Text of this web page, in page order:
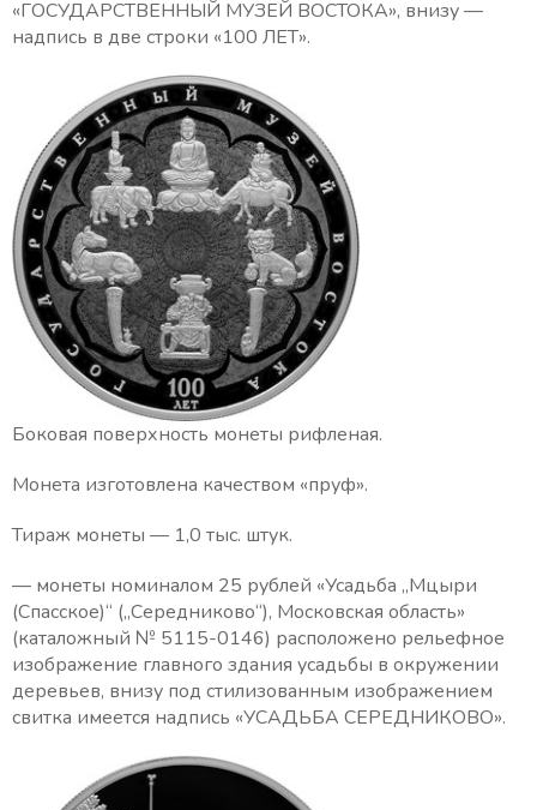
«ГОСУДАРСТВЕННЫЙ МУЗЕЙ ВОСТОКА», внизу —
надпись в две строки «100 ЛЕТ».
Боковая поверхность монеты рифленая.
Монета изготовлена качеством «пруф».
Тираж монеты — 1,0 тыс. штук.
— монеты номиналом 25 рублей «Усадьба „Мцыри
(Спасское)“ („Середниково“), Московская область»
(каталожный № 5115-0146) расположено рельефное
изображение главного здания усадьбы в окружении
деревьев, внизу под стилизованным изображением
свитка имеется надпись «УСАДЬБА СЕРЕДНИКОВО».